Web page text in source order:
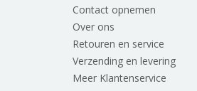
Contact opnemen
Over ons
Retouren en service
Verzending en levering
Meer Klantenservice